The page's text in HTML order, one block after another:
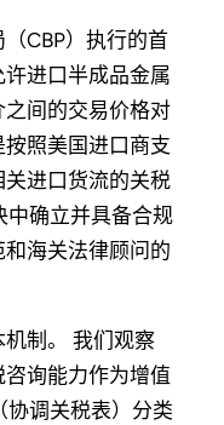
CBP）执行的首
进口半成品金属
间的交易价格对
照美国进口商支
进口货流的关税
中确立并具备合规
海关法律顾问的
制。 我们观察
询能力作为增值
协调关税表）分类